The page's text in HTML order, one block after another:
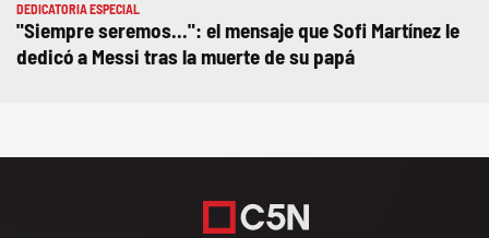
DEDICATORIA ESPECIAL
"Siempre seremos...": el mensaje que Sofi Martínez le
dedicó a Messi tras la muerte de su papá